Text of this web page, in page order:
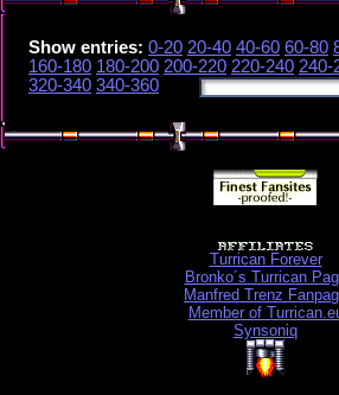
Show entries: 0-20 20-40 40-60 60-80
160-180 180-200 200-220 220-240 240-
320-340 340-360
Turrican Forever
Bronko´s Turrican
Manfred Trenz
Member of
Synsoniq